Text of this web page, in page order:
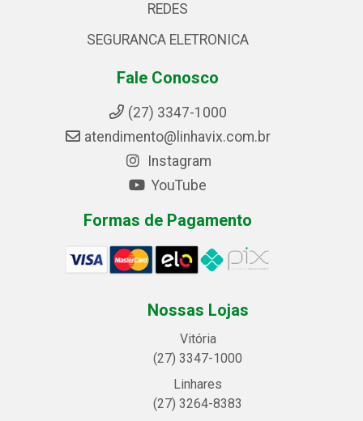
REDES
SEGURANCA ELETRONICA
Fale Conosco
(27) 3347-1000
atendimento@linhavix.com.br
Instagram
YouTube
Formas de Pagamento
Nossas Lojas
Vitória
(27) 3347-1000
Linhares
(27) 3264-8383